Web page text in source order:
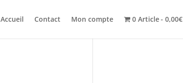
Accueil Contact Mon compte 0 Article 0,00€